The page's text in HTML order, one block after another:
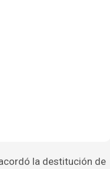
la destitución de